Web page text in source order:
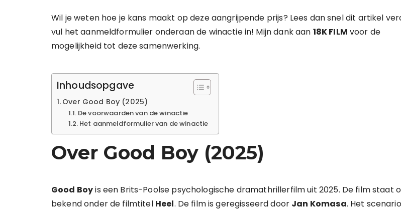
Wil je weten hoe je kans maakt op deze aangrijpende prijs? Lees dan snel dit artikel
vul het aanmeldformulier onderaan de winactie in! Mijn dank aan 18K FILM voor de
mogelijkheid tot deze samenwerking.
Inhoudsopgave
Over Good Boy (2025)
De voorwaarden van de winactie
Het aanmeldformulier van de winactie
Over Good Boy (2025)
Good Boyis een Brits-Poolse psychologische dramathrillerfilm uit 2025. De film staat
bekend onder de filmtitel Heel. De film is geregisseerd door Jan Komasa. Het